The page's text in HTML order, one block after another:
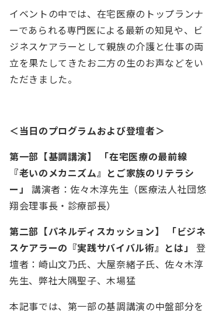
イベントの中では、在宅医療のトップランナ
ーであられる専門医による最新の知見や、ビ
ジネスケアラーとして親族の介護と仕事の両
立を果たしてきたお二方の生のお声などをい
ただきました。
＜当日のプログラムおよび登壇者＞
第一部【基調講演】
「在宅医療の最前線
『老いのメカニズム』とご家族のリテラシ
ー」
講演者：佐々木淳先生（医療法人社団悠
翔会理事長・診療部長）
第二部【パネルディスカッション】
「ビジネ
スケアラーの『実践サバイバル術』とは」 登
壇者：崎山文乃氏、大屋奈緒子氏、佐々木淳
先生、弊社大隅聖子、木場猛
本記事では、第一部の基調講演の中盤部分を